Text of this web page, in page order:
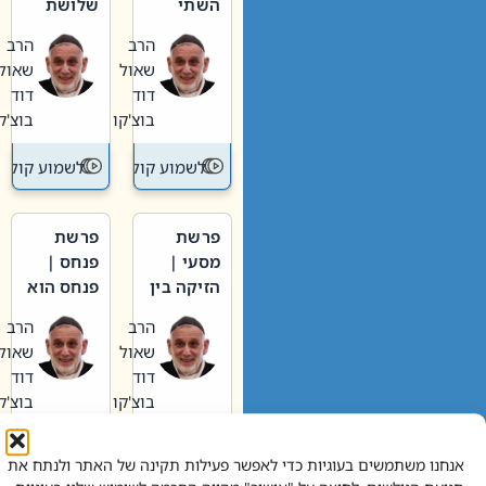
אנחנו משתמשים בעוגיות כדי לאפשר פעילות תקינה של האתר ולנתח את
וערב של
חיינו
הרב
שאול
דוד
בוצ'קו
לשמוע קול תורה – מדרש
האבות
הרב
שאול
דוד
בוצ'קו
לשמוע קול
פרשת
מסעי |
הזיקה בין
הגדול לעם הרב
שאול
דוד
בוצ'קו
לשמוע קול תורה – מדרש
פרשת
פנחס |
פנחס הוא
אליהו: בין
קנאות
הורסת
לקנאות
בונה
הרב
שאול
דוד
בוצ'קו
לשמוע קול